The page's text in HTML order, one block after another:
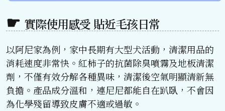
實際使用感受 貼近毛孩日常
以阿尼家為例，家中長期有大型犬活動，清潔用品的
消耗速度非常快。紅柿子的抗菌除臭噴霧及地板清潔
劑，不僅有效分解各種異味，清潔後空氣明顯清新無
負擔。產品成分溫和，連尼尼都能自在趴臥，不會因
為化學殘留導致皮膚不適或過敏。